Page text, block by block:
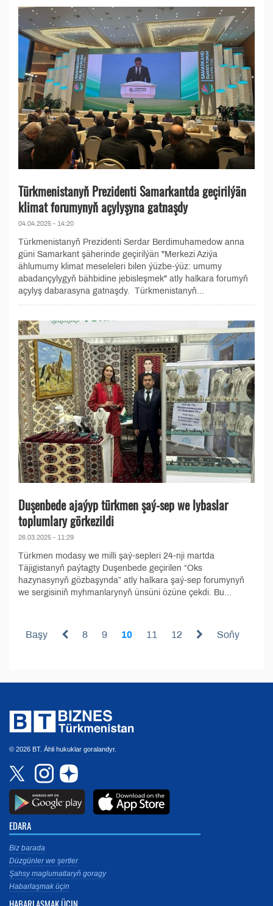
Türkmenistanyň Prezidenti Samarkantda geçirilýän
klimat forumynyň açylyşyna gatnaşdy
04.04.2025 - 14:20
Türkmenistanyň Prezidenti Serdar Berdimuhamedow anna
güni Samarkant şäherinde geçirilýän "Merkezi Aziýa
ählumumy klimat meseleleri bilen ýüzbe-ýüz: umumy
abadançylygyň bähbidine jebisleşmek" atly halkara forumyň
açylyş dabarasyna gatnaşdy. Türkmenistanyň...
Duşenbede ajaýyp türkmen şaý-sep we lybaslar
toplumlary görkezildi
26.03.2025 - 11:29
Türkmen modasy we milli şaý-sepleri 24-nji martda
Täjigistanyň paýtagty Duşenbede geçirilen “Oks
hazynasynyň gözbaşynda” atly halkara şaý-sep forumynyň
we sergisiniň myhmanlarynyň ünsüni özüne çekdi. Bu...
Başy 8 9 10 11 12 Soňy
© 2026 BT. Ähli hukuklar goralandyr.
EDARA
Biz barada
Düzgünler we şertler
Şahsy maglumatlaryň goragy
Habarlaşmak üçin